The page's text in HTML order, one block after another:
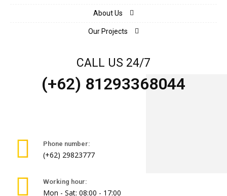
About Us
Our Projects
CALL US 24/7
(+62) 81293368044
Phone number:
(+62) 29823777
Working hour:
Mon - Sat: 08:00 - 17:00